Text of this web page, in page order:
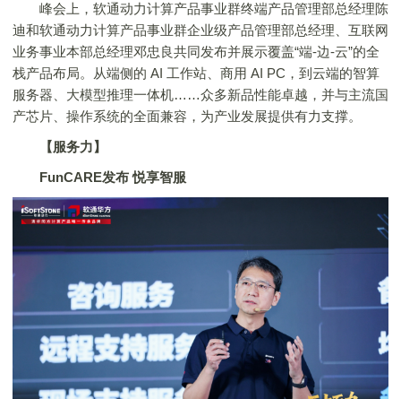
峰会上，软通动力计算产品事业群终端产品管理部总经理陈
迪和软通动力计算产品事业群企业级产品管理部总经理、互联网
业务事业本部总经理邓忠良共同发布并展示覆盖“端-边-云”的全
栈产品布局。从端侧的 AI 工作站、商用 AI PC，到云端的智算
服务器、大模型推理一体机……众多新品性能卓越，并与主流国
产芯片、操作系统的全面兼容，为产业发展提供有力支撑。
【服务力】
FunCARE发布 悦享智服